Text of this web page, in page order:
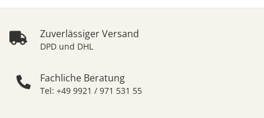
Zuverlässiger Versand
DPD und DHL
Fachliche Beratung
Tel: +49 9921 / 971 531 55